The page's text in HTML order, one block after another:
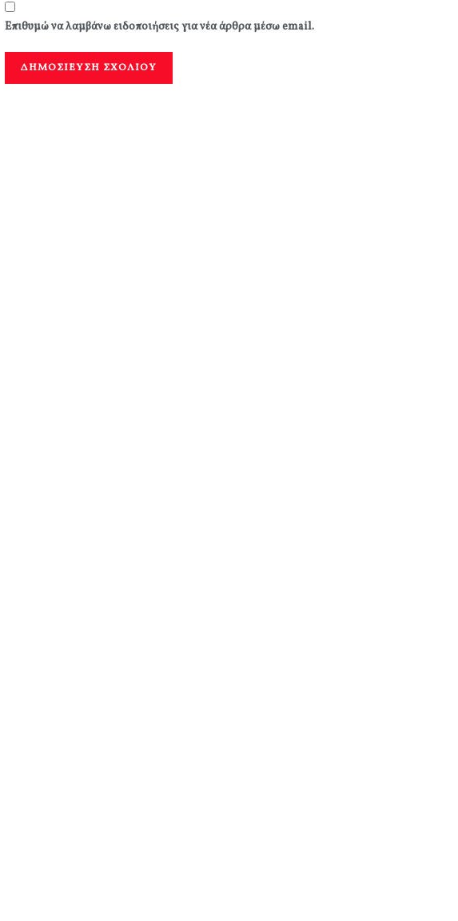
Επιθυμώ να λαμβάνω ειδοποιήσεις για νέα άρθρα μέσω email.